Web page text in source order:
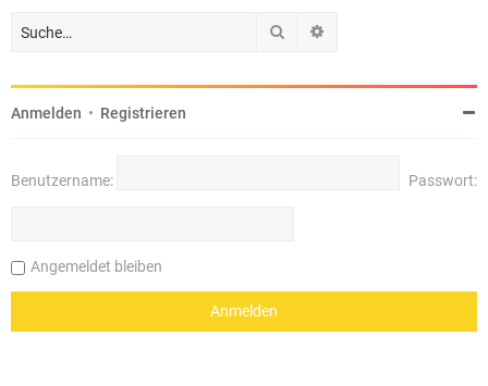
Suche
Anmelden • Registrieren
Benutzername: Passwort:
Angemeldet bleiben